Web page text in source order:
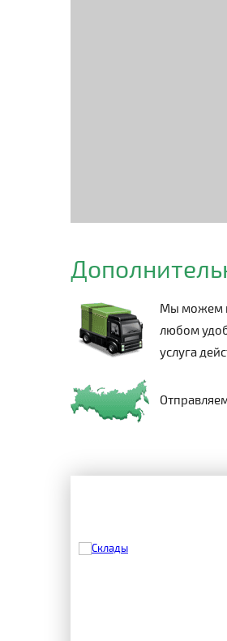
Мы можем
любом
услуга